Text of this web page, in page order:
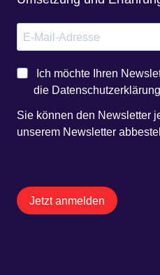
Ich möchte Ihren
die
Sie können den Newsletter
unserem Newsletter
Jetzt anmelden